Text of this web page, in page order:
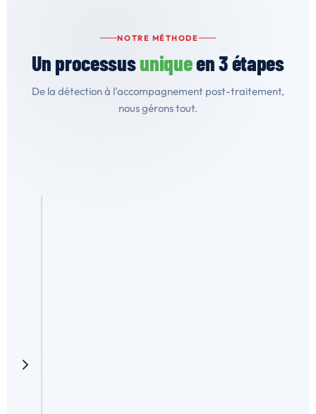
NOTRE MÉTHODE
Un processusuniqueen 3 étapes
De la détection à l'accompagnement post-traitement,
nous gérons tout.